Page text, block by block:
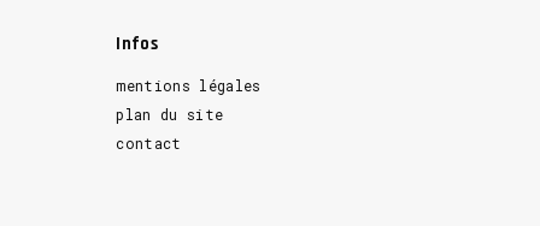
Infos
mentions légales
plan du site
contact